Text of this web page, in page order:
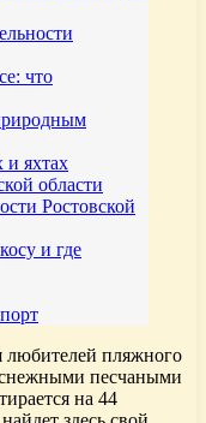
что
и яхтах
области
Ростовской
и где
любителей пляжного
песчаными
на 44